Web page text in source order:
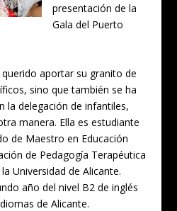
presentación de la
Gala del Puerto
aportar su granito de
sino que también se ha
la delegación de infantiles,
manera. Ella es estudiante
de Maestro en Educación
de Pedagogía Terapéutica
Universidad de Alicante.
año del nivel B2 de inglés
de Alicante.